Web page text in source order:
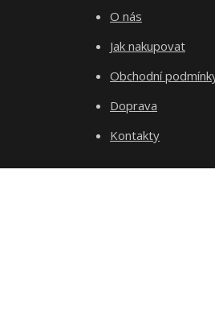
O nás
Jak nakupovat
Obchodní
Doprava
Kontakty